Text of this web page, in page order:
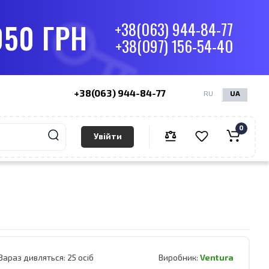
ГРН +38(063) 944-84-77
+38(097) 156-54-40
+38(063) 944-84-77 RU UA
Увійти
0
дивляться: 25 осіб Виробник: Ventura